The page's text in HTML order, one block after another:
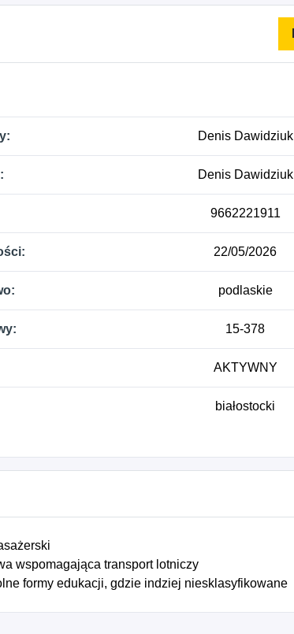
Denis Dawidziuk
Denis Dawidziuk
9662221911
22/05/2026
podlaskie
15-378
AKTYWNY
białostocki
wspomagająca transport lotniczy
formy edukacji, gdzie indziej niesklasyfikowane